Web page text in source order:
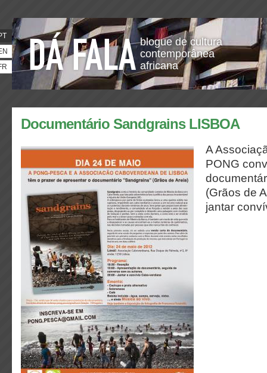
blogue de cultura
contemporânea
africana
Documentário Sandgrains LISBOA
A
PONG
(Grãos de
jantar